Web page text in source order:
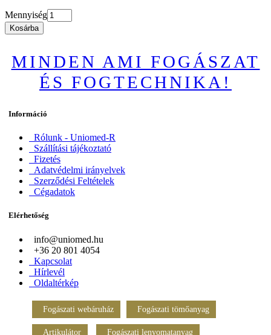
Mennyiség
Kosárba
MINDEN AMI FOGÁSZAT
ÉS FOGTECHNIKA!
Információ
Rólunk - Uniomed-R
Szállítási tájékoztató
Fizetés
Adatvédelmi irányelvek
Szerződési Feltételek
Cégadatok
Elérhetőség
info@uniomed.hu
+36 20 801 4054
Kapcsolat
Hírlevél
Oldaltérkép
Fogászati webáruház Fogászati tömőanyag
Artikulátor Fogászati lenyomatanyag